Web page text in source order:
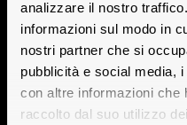
analizzare il nostro
informazioni sul modo in
nostri partner che si
pubblicità e social media,
con altre informazioni che
raccolto dal suo utilizzo